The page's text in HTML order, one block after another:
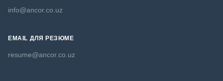
info@ancor.co.uz
EMAIL ДЛЯ РЕЗЮМЕ
resume@ancor.co.uz